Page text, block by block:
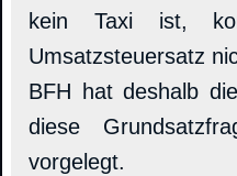
kein Taxi ist,
Umsatzsteuersatz
BFH hat deshalb
diese
vorgelegt.